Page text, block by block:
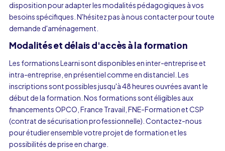
disposition pour adapter les modalités pédagogiques à vos
besoins spécifiques. N'hésitez pas à nous contacter pour toute
demande d'aménagement.
Modalités et délais d'accès à la formation
Les formations Learni sont disponibles en inter-entreprise et
intra-entreprise, en présentiel comme en distanciel. Les
inscriptions sont possibles jusqu'à 48 heures ouvrées avant le
début de la formation. Nos formations sont éligibles aux
financements OPCO, France Travail, FNE-Formation et CSP
(contrat de sécurisation professionnelle). Contactez-nous
pour étudier ensemble votre projet de formation et les
possibilités de prise en charge.